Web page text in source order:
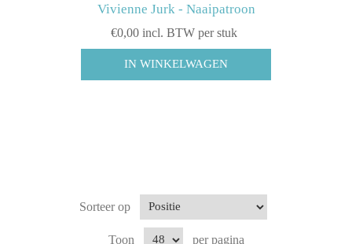
Vivienne Jurk - Naaipatroon
€0,00 incl. BTW per stuk
Sorteer op
Toon per pagina